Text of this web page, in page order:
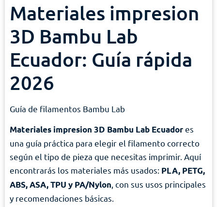
Materiales impresion
3D Bambu Lab
Ecuador: Guía rápida
2026
Guía de filamentos Bambu Lab
Materiales impresion 3D Bambu Lab Ecuadores
una guía práctica para elegir el filamento correcto
según el tipo de pieza que necesitas imprimir. Aquí
encontrarás los materiales más usados: PLA, PETG,
ABS, ASA, TPU y PA/Nylon , con sus usos principales
y recomendaciones básicas.